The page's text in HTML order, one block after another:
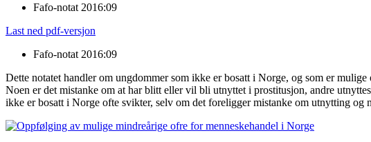
Fafo-notat 2016:09
Last ned pdf-versjon
Fafo-notat 2016:09
Dette notatet handler om ungdommer som ikke er bosatt i Norge, og som er
Noen er det mistanke om at har blitt eller vil bli utnyttet i prostitusjon, andre
ikke er bosatt i Norge ofte svikter, selv om det foreligger mistanke om utnytting og